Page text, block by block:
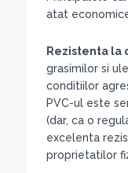
atat
Rezistenta la
grasimilor si
conditiilor
PVC-ul este
(dar, ca o
excelenta
proprietatilor